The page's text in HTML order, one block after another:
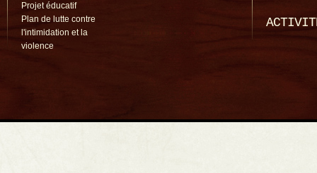
Projet éducatif
Plan de lutte contre
l'intimidation et la
violence